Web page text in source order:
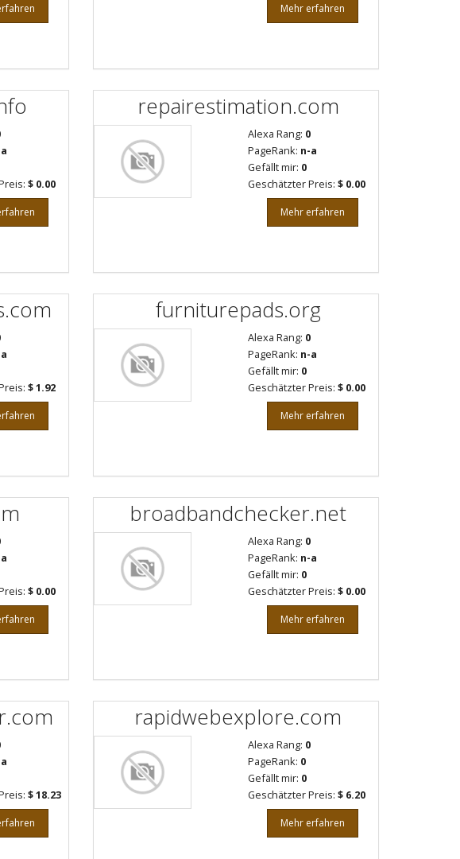
Mehr erfahren
$ 0.00
repairestimation.com
Alexa Rang: 0
PageRank: n-a
Gefällt mir: 0
Geschätzter Preis: $ 0.00
Mehr erfahren
$ 1.92
furniturepads.org
Alexa Rang: 0
PageRank: n-a
Gefällt mir: 0
Geschätzter Preis: $ 0.00
Mehr erfahren
$ 0.00
broadbandchecker.net
Alexa Rang: 0
PageRank: n-a
Gefällt mir: 0
Geschätzter Preis: $ 0.00
Mehr erfahren
$ 18.23
rapidwebexplore.com
Alexa Rang: 0
PageRank: 0
Gefällt mir: 0
Geschätzter Preis: $ 6.20
Mehr erfahren